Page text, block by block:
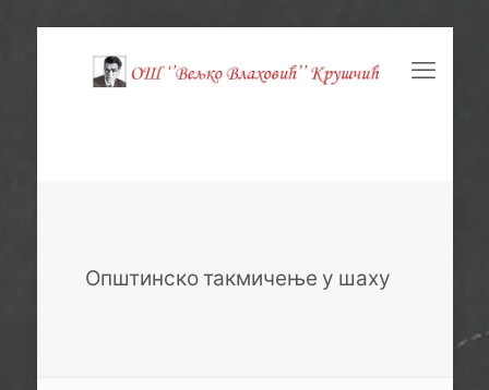
Општинско такмичење у шаху